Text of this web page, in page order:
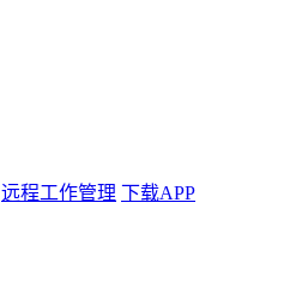
远程工作管理 下载APP